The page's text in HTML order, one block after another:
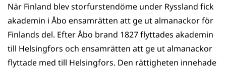
När Finland blev storfurstendöme under Ryssland fick
akademin i Åbo ensamrätten att ge ut almanackor för
Finlands del. Efter Åbo brand 1827 flyttades akademin
till Helsingfors och ensamrätten att ge ut almanackor
flyttade med till Helsingfors. Den rättigheten innehade